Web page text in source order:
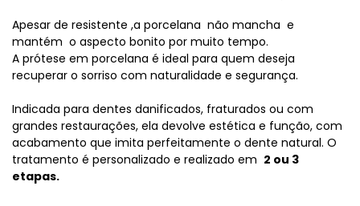
Apesar de resistente ,a porcelana não mancha e
mantém o aspecto bonito por muito tempo.
A prótese em porcelana é ideal para quem deseja
recuperar o sorriso com naturalidade e segurança.
Indicada para dentes danificados, fraturados ou com
grandes restaurações, ela devolve estética e função, com
acabamento que imita perfeitamente o dente natural. O
tratamento é personalizado e realizado em 2 ou 3
etapas.